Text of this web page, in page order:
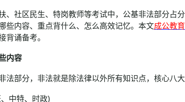
历年真题
社区民生、特岗教师等考试中，公基非法部分占
些内容、重点背什么、怎么高效记忆。本文成公教育
背诵备考。
内容
部分，非法就是除法律以外所有知识点，核心八大
中特、时政)